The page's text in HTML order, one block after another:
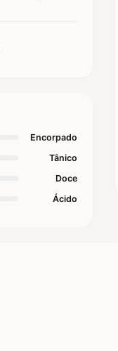
Encorpado
Tânico
Doce
Ácido